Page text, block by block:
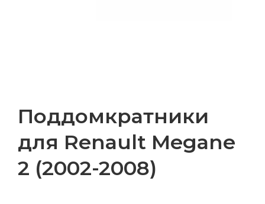
Поддомкратники
для Renault Megane
2 (2002-2008)